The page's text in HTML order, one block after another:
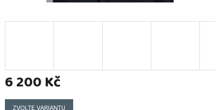
6 200 Kč
Měrná